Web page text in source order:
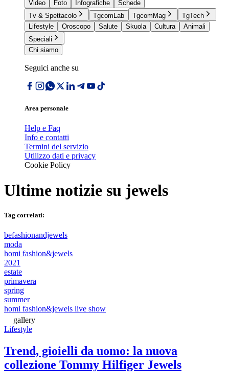
Video
Foto Infografiche
Schede
Tv & Spettacolo
TgcomLab TgcomMag
TgTech
Lifestyle
Oroscopo Salute Skuola Cultura
Animali
Speciali
Chi siamo
Seguici anche su
Area personale
Help e Faq
Info e contatti
Termini del servizio
Utilizzo dati e privacy
Cookie Policy
Ultime notizie su jewels
Tag correlati:
befashionandjewels
moda
homi fashion&jewels
2021
estate
primavera
spring
summer
homi fashion&jewels live show
gallery
Lifestyle
Trend, gioielli da uomo: la nuova
collezione Tommy Hilfiger Jewels